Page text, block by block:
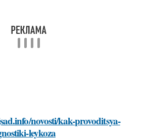
novosti/kak-provoditsya-
leykoza